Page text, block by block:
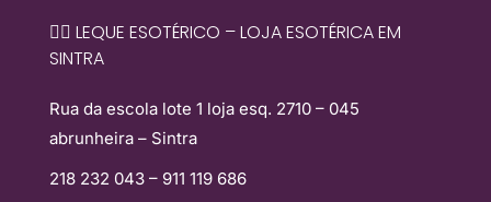
🧙‍♀️ LEQUE ESOTÉRICO – LOJA ESOTÉRICA EM
SINTRA
Rua da escola lote 1 loja esq. 2710 – 045
abrunheira – Sintra
218 232 043 – 911 119 686